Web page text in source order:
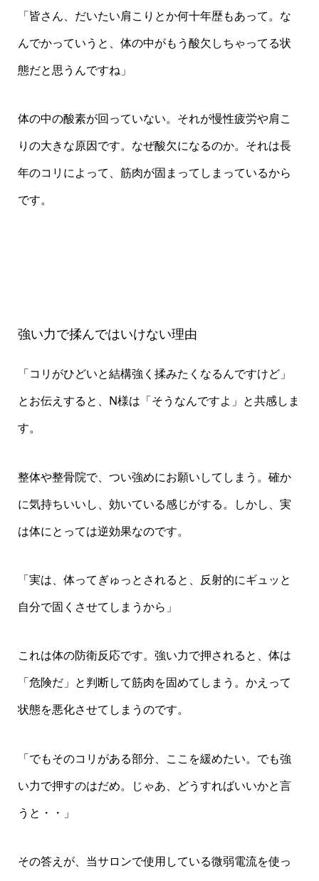
「皆さん、だいたい肩こりとか何十年歴もあって。な
んでかっていうと、体の中がもう酸欠しちゃってる状
態だと思うんですね」
体の中の酸素が回っていない。それが慢性疲労や肩こ
りの大きな原因です。なぜ酸欠になるのか。それは長
年のコリによって、筋肉が固まってしまっているから
です。
強い力で揉んではいけない理由
「コリがひどいと結構強く揉みたくなるんですけど」
とお伝えすると、N様は「そうなんですよ」と共感しま
す。
整体や整骨院で、つい強めにお願いしてしまう。確か
に気持ちいいし、効いている感じがする。しかし、実
は体にとっては逆効果なのです。
「実は、体ってぎゅっとされると、反射的にギュッと
自分で固くさせてしまうから」
これは体の防衛反応です。強い力で押されると、体は
「危険だ」と判断して筋肉を固めてしまう。かえって
状態を悪化させてしまうのです。
「でもそのコリがある部分、ここを緩めたい。でも強
い力で押すのはだめ。じゃあ、どうすればいいかと言
うと・・」
その答えが、当サロンで使用している微弱電流を使っ